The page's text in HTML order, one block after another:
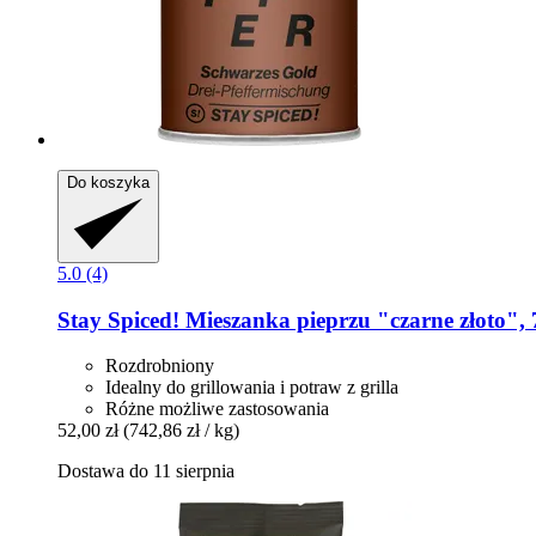
Do koszyka
5.0 (4)
Stay Spiced! Mieszanka pieprzu "czarne złoto",
Rozdrobniony
Idealny do grillowania i potraw z grilla
Różne możliwe zastosowania
52,00 zł (742,86 zł / kg)
Dostawa do 11 sierpnia